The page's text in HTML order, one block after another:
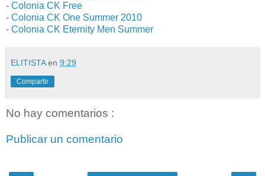
- Colonia CK Free
- Colonia CK One Summer 2010
- Colonia CK Eternity Men Summer
ELITISTAen 9:29
Compartir
No hay comentarios :
Publicar un comentario